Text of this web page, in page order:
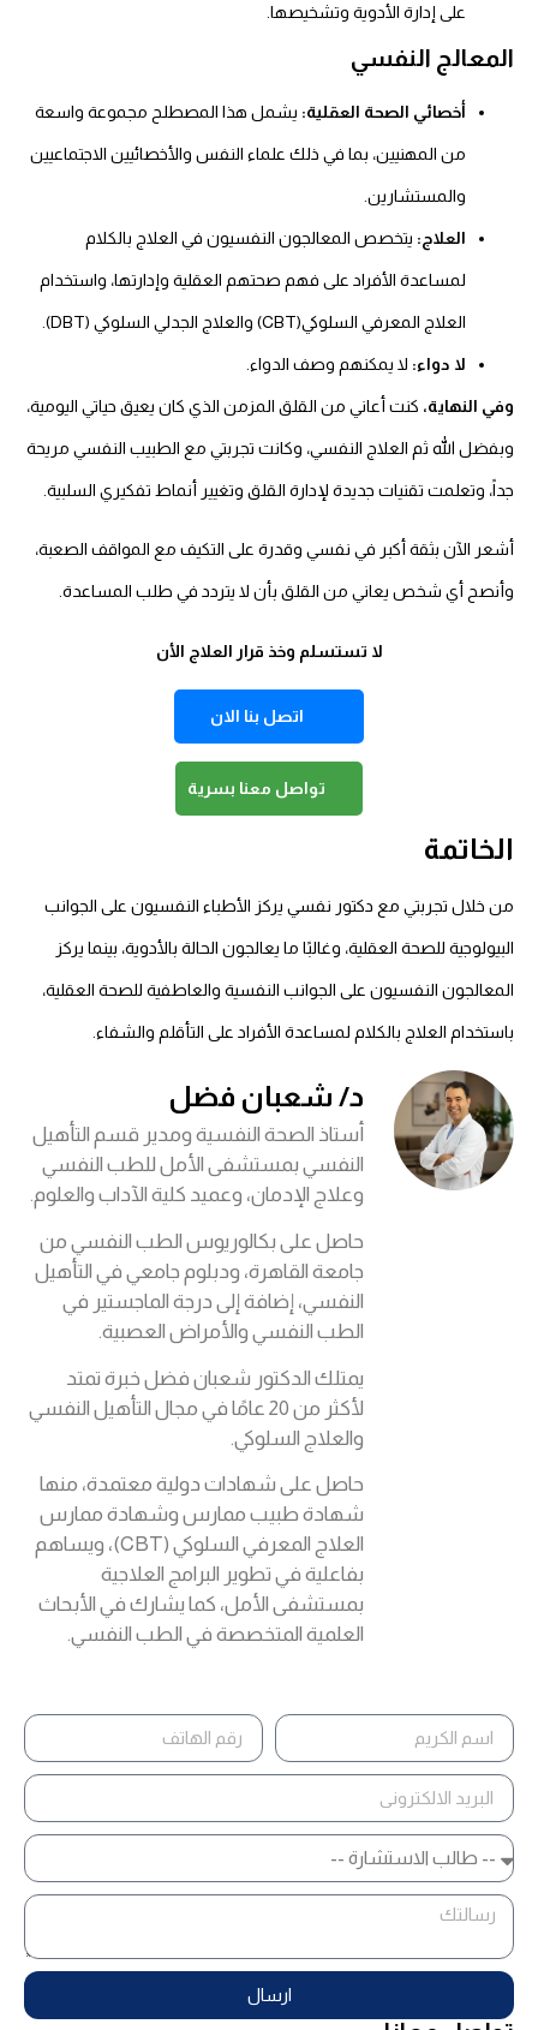
على إدارة الأدوية وتشخيصها.
المعالج النفسي
أخصائي الصحة العقلية: يشمل هذا المصطلح مجموعة واسعة
من المهنيين، بما في ذلك علماء النفس والأخصائيين الاجتماعيين
والمستشارين.
العلاج: يتخصص المعالجون النفسيون في العلاج بالكلام
لمساعدة الأفراد على فهم صحتهم العقلية وإدارتها، واستخدام
العلاج المعرفي السلوكي(CBT) والعلاج الجدلي السلوكي (DBT).
لا دواء: لا يمكنهم وصف الدواء.
وفي النهاية، كنت أعاني من القلق المزمن الذي كان يعيق حياتي اليومية،
وبفضل الله ثم العلاج النفسي، وكانت تجربتي مع الطبيب النفسي مريحة
جداً، وتعلمت تقنيات جديدة لإدارة القلق وتغيير أنماط تفكيري السلبية.
أشعر الآن بثقة أكبر في نفسي وقدرة على التكيف مع المواقف الصعبة،
وأنصح أي شخص يعاني من القلق بأن لا يتردد في طلب المساعدة.
لا تستسلم وخذ قرار العلاج الأن
اتصل بنا الان
تواصل معنا بسرية
الخاتمة
من خلال تجربتي مع دكتور نفسي يركز الأطباء النفسيون على الجوانب
البيولوجية للصحة العقلية، وغالبًا ما يعالجون الحالة بالأدوية، بينما يركز
المعالجون النفسيون على الجوانب النفسية والعاطفية للصحة العقلية،
باستخدام العلاج بالكلام لمساعدة الأفراد على التأقلم والشفاء.
د/ شعبان فضل
أستاذ الصحة النفسية ومدير قسم التأهيل
النفسي بمستشفى الأمل للطب النفسي
وعلاج الإدمان، وعميد كلية الآداب والعلوم.
حاصل على بكالوريوس الطب النفسي من
جامعة القاهرة، ودبلوم جامعي في التأهيل
النفسي، إضافة إلى درجة الماجستير في
الطب النفسي والأمراض العصبية.
يمتلك الدكتور شعبان فضل خبرة تمتد
لأكثر من 20 عامًا في مجال التأهيل النفسي
والعلاج السلوكي.
حاصل على شهادات دولية معتمدة، منها
شهادة طبيب ممارس وشهادة ممارس
العلاج المعرفي السلوكي (CBT)، ويساهم
بفاعلية في تطوير البرامج العلاجية
بمستشفى الأمل، كما يشارك في الأبحاث
العلمية المتخصصة في الطب النفسي.
ارسال